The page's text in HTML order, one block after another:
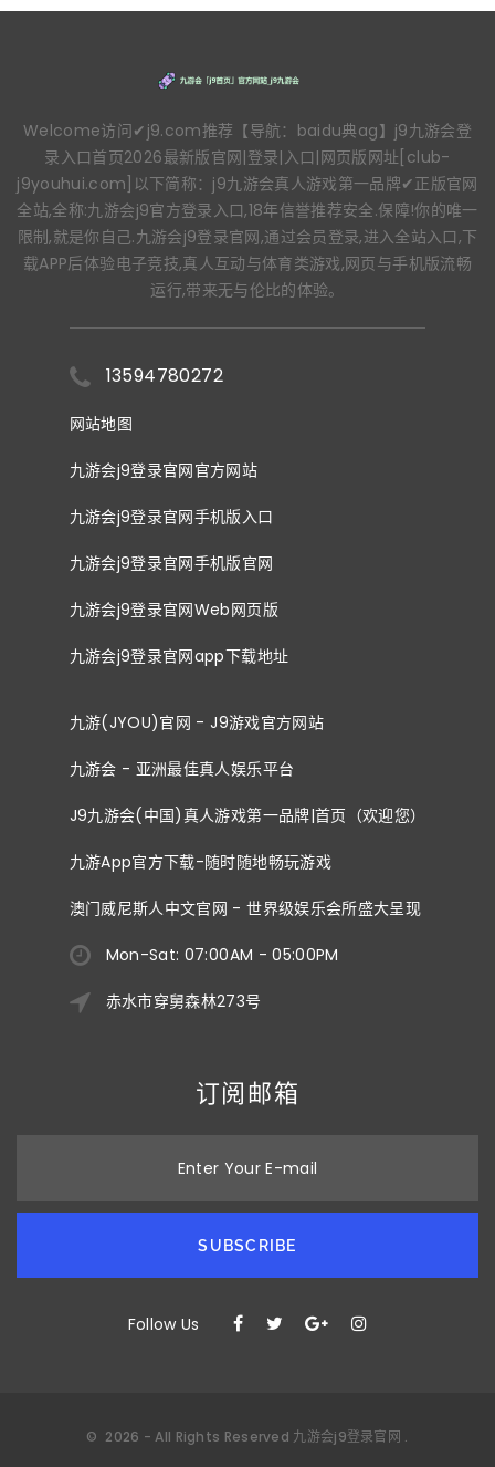
Welcome访问✔j9.com推荐【导航：baidu典ag】j9九游会登
录入口首页2026最新版官网|登录|入口|网页版网址[club-
j9youhui.com]以下简称：j9九游会真人游戏第一品牌✔正版官网
全站,全称:九游会j9官方登录入口,18年信誉推荐安全.保障!你的唯一
限制,就是你自己.九游会j9登录官网,通过会员登录,进入全站入口,下
载APP后体验电子竞技,真人互动与体育类游戏,网页与手机版流畅
运行,带来无与伦比的体验。
13594780272
网站地图
九游会j9登录官网官方网站
九游会j9登录官网手机版入口
九游会j9登录官网手机版官网
九游会j9登录官网Web网页版
九游会j9登录官网app下载地址
九游(JYOU)官网 - J9游戏官方网站
九游会 - 亚洲最佳真人娱乐平台
J9九游会(中国)真人游戏第一品牌|首页（欢迎您）
九游App官方下载-随时随地畅玩游戏
澳门威尼斯人中文官网 - 世界级娱乐会所盛大呈现
Mon-Sat: 07:00AM - 05:00PM
赤水市穿舅森林273号
订阅邮箱
Enter Your E-mail
SUBSCRIBE
Follow Us
© 2026 - All Rights Reserved 九游会j9登录官网 .